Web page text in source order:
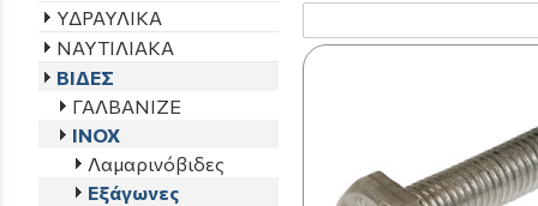
ΥΔΡΑΥΛΙΚΑ
ΝΑΥΤΙΛΙΑΚΑ
ΒΙΔΕΣ
ΓΑΛΒΑΝΙΖΕ
ΙΝΟΧ
Λαμαρινόβιδες
Εξάγωνες